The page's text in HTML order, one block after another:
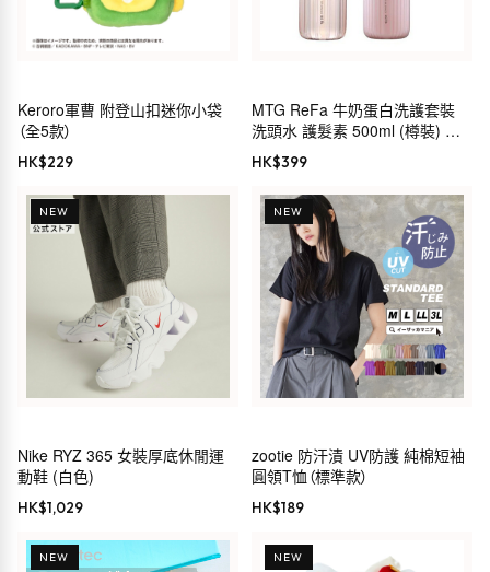
Keroro軍曹 附登山扣迷你小袋
（全5款）
HK$229
MTG ReFa 牛奶蛋白洗護套裝
洗頭水 護髮素 500ml (樽裝) 粉
HK$399
NEW
Nike RYZ 365 女裝厚底休閒運
動鞋 (白色)
HK$1,029
NEW
zootie 防汗漬 UV防護 純棉短袖
圓領T恤（標準款）
HK$189
NEW NEW